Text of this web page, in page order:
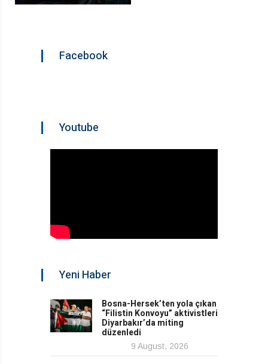
Facebook
Youtube
Yeni Haber
Bosna-Hersek’ten yola çıkan
“Filistin Konvoyu” aktivistleri
Diyarbakır’da miting
düzenledi
9 August, 2026